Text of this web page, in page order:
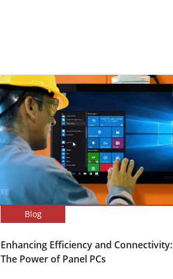
Blog
Enhancing Efficiency and Connectivity:
The Power of Panel PCs